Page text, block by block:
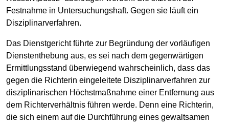
Festnahme in Untersuchungshaft. Gegen sie läuft ein
Disziplinarverfahren.
Das Dienstgericht führte zur Begründung der vorläufigen
Dienstenthebung aus, es sei nach dem gegenwärtigen
Ermittlungsstand überwiegend wahrscheinlich, dass das
gegen die Richterin eingeleitete Disziplinarverfahren zur
disziplinarischen Höchstmaßnahme einer Entfernung aus
dem Richterverhältnis führen werde. Denn eine Richterin,
die sich einem auf die Durchführung eines gewaltsamen